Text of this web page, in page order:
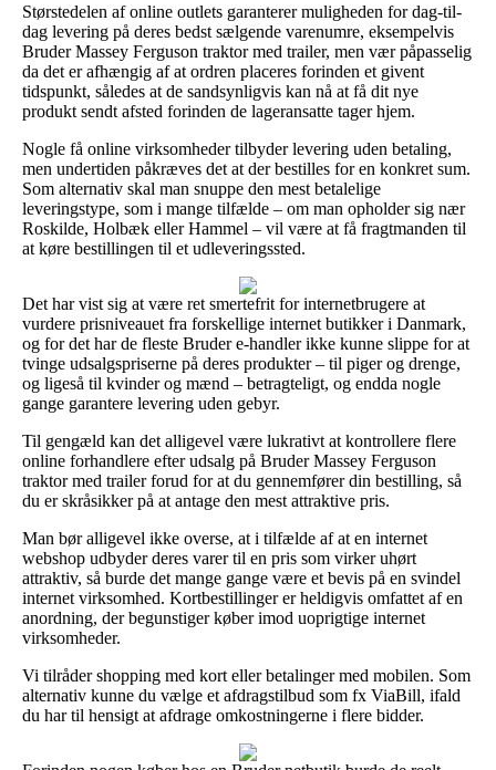
Størstedelen af online outlets garanterer muligheden for dag-til-
dag levering på deres bedst sælgende varenumre, eksempelvis
Bruder Massey Ferguson traktor med trailer, men vær påpasselig
da det er afhængig af at ordren placeres forinden et givent
tidspunkt, således at de sandsynligvis kan nå at få dit nye
produkt sendt afsted forinden de lageransatte tager hjem.
Nogle få online virksomheder tilbyder levering uden betaling,
men undertiden påkræves det at der bestilles for en konkret sum.
Som alternativ skal man snuppe den mest betalelige
leveringstype, som i mange tilfælde – om man opholder sig nær
Roskilde, Holbæk eller Hammel – vil være at få fragtmanden til
at køre bestillingen til et udleveringssted.
Det har vist sig at være ret smertefrit for internetbrugere at
vurdere prisniveauet fra forskellige internet butikker i Danmark,
og for det har de fleste Bruder e-handler ikke kunne slippe for at
tvinge udsalgspriserne på deres produkter – til piger og drenge,
og ligeså til kvinder og mænd – betragteligt, og endda nogle
gange garantere levering uden gebyr.
Til gengæld kan det alligevel være lukrativt at kontrollere flere
online forhandlere efter udsalg på Bruder Massey Ferguson
traktor med trailer forud for at du gennemfører din bestilling, så
du er skråsikker på at antage den mest attraktive pris.
Man bør alligevel ikke overse, at i tilfælde af at en internet
webshop udbyder deres varer til en pris som virker uhørt
attraktiv, så burde det mange gange være et bevis på en svindel
internet virksomhed. Kortbestillinger er heldigvis omfattet af en
anordning, der begunstiger køber imod uoprigtige internet
virksomheder.
Vi tilråder shopping med kort eller betalinger med mobilen. Som
alternativ kunne du vælge et afdragstilbud som fx ViaBill, ifald
du har til hensigt at afdrage omkostningerne i flere bidder.